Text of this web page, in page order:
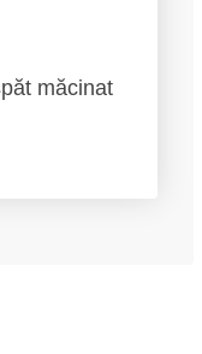
măcinat